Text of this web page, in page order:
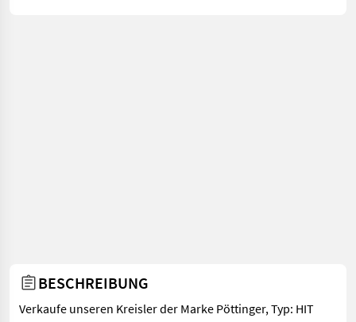
BESCHREIBUNG
Verkaufe unseren Kreisler der Marke Pöttinger, Typ: HIT